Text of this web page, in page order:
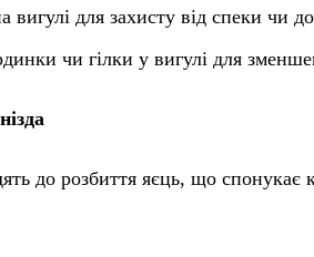
вигулі для захисту від спеки чи
чи гілки у вигулі для
до розбиття яєць, що спонукає